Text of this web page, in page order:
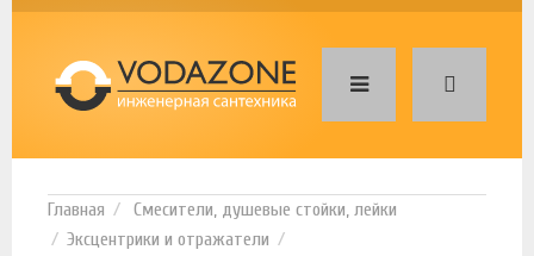
Смесители, душевые стойки, лейки
Эксцентрики и отражатели